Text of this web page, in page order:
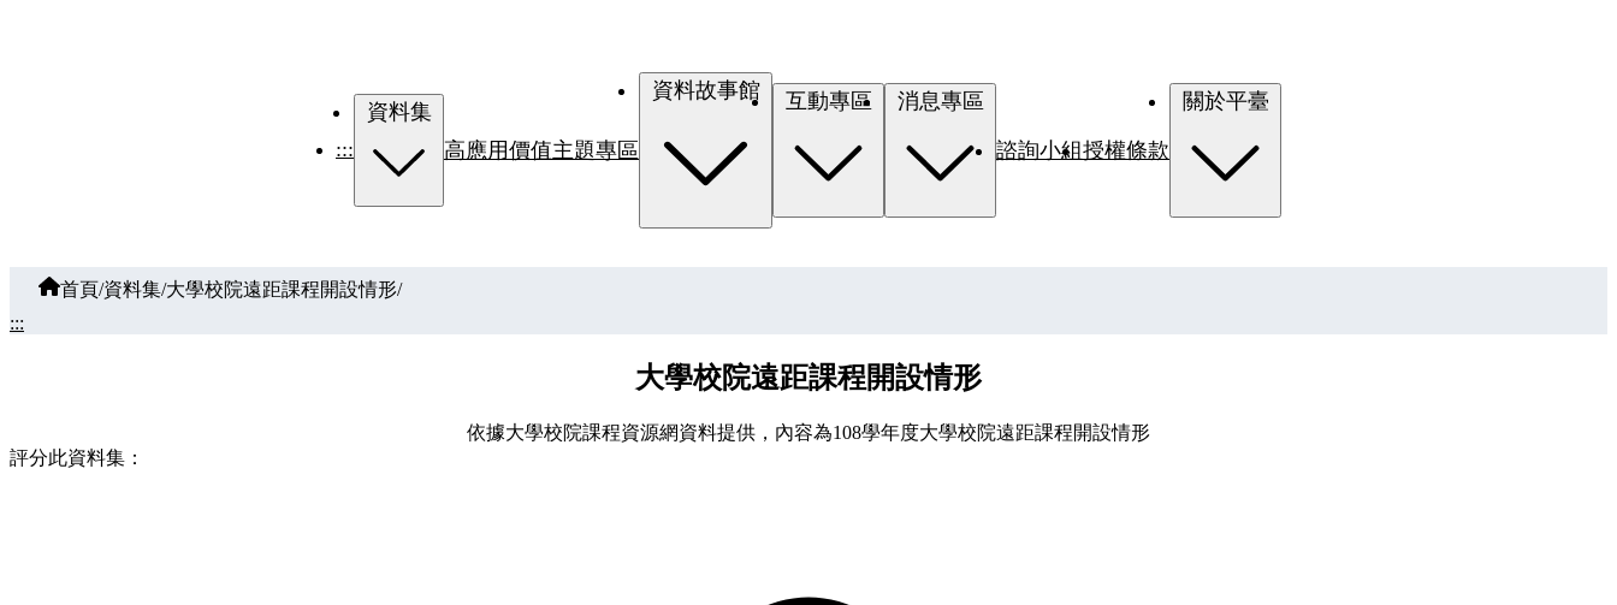
:::
資料集
高應用價值主題專區
資料故事館
諮詢小組授權條款
首頁/資料集/大學校院遠距課程開設情形/
:::
大學校院遠距課程開設情形
依據大學校院課程資源網資料提供，內容為108學年度大學校院遠距課程開設情形
評分此資料集：